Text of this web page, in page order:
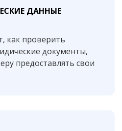
ДАННЫЕ
как проверить
документы,
предоставлять свои